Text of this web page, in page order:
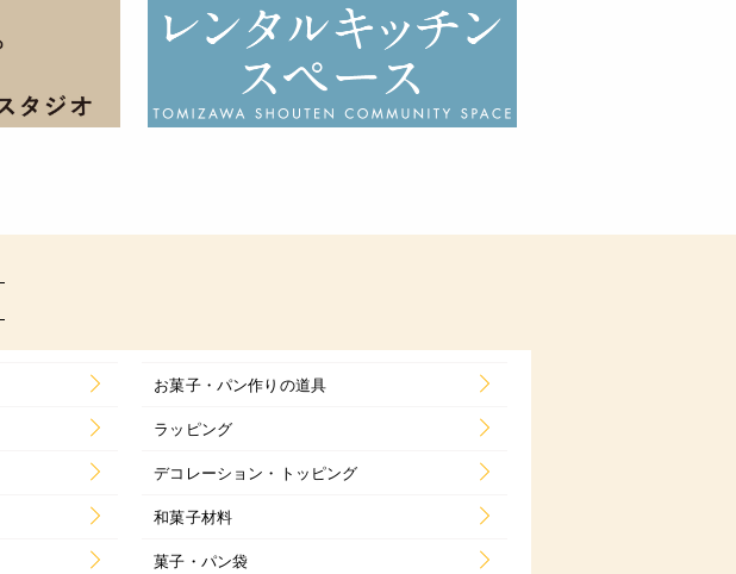
お菓子・パン作りの道具
ラッピング
デコレーション・トッピング
和菓子材料
菓子・パン袋